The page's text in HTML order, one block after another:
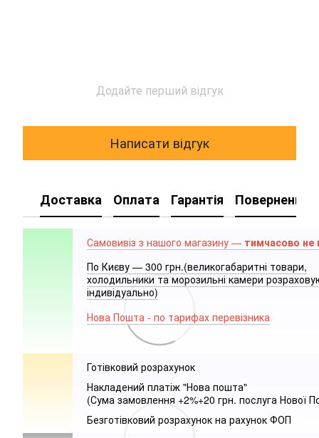
Додайте перший відгук
Написати відгук
Доставка Оплата Гарантія Повернення
Самовивіз з нашого магазину — тимчасово не
По Києву — 300 грн.(великогабаритні товари,
холодильники та морозильні камери
індивідуально)
Нова Пошта - по тарифах перевізника
Готівковий розрахунок
Накладений платіж "Нова пошта"
(Сума замовлення +2%+20 грн. послуга Нової
Безготівковий розрахунок на рахунок ФОП